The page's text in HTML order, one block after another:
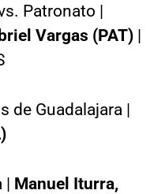
Patronato |
Vargas (PAT) |
de Guadalajara |
| Manuel Iturra,